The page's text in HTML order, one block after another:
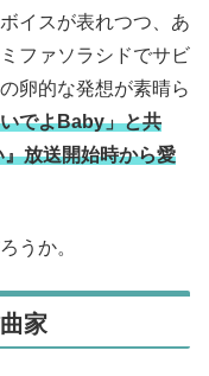
イスが表れつつ、あ
ファソラシドでサビ
卵的な発想が素晴ら
でよBaby」と共
放送開始時から愛
うか。
家